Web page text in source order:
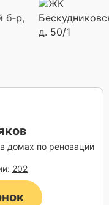
домах по реновации
202